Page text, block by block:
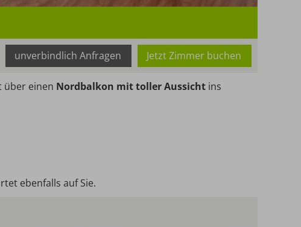
Jetzt Zimmer buchen
unverbindlich Anfragen
über einen Nordbalkon mit toller Aussicht ins
ebenfalls auf Sie.